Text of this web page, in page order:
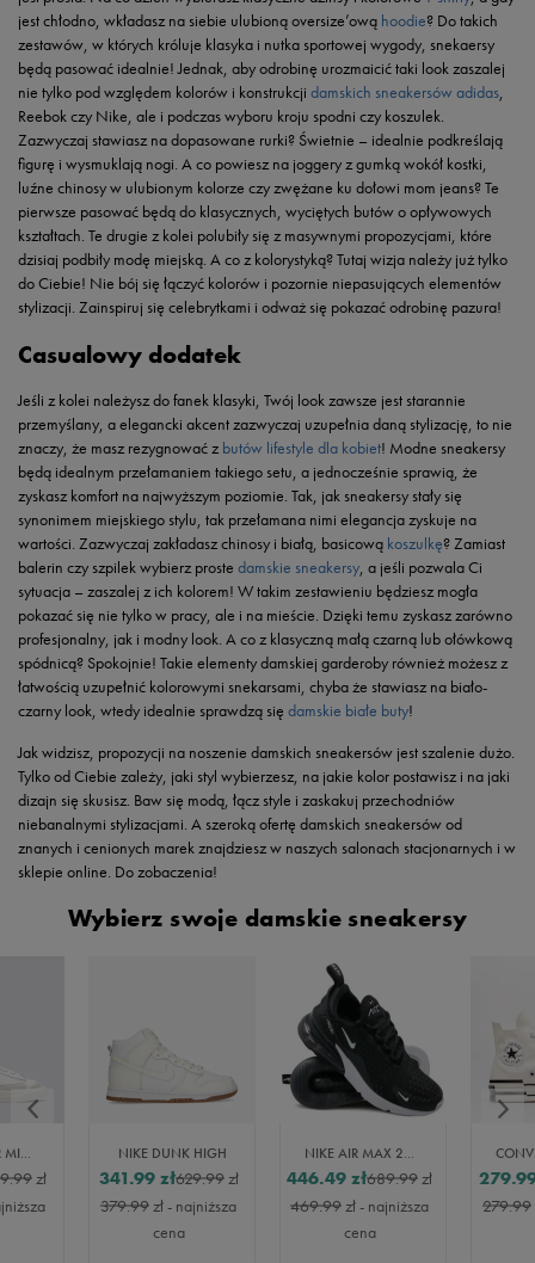
jest chłodno, wkładasz na siebie ulubioną oversize’ową hoodie? Do takich
zestawów, w których króluje klasyka i nutka sportowej wygody, snekaersy
będą pasować idealnie! Jednak, aby odrobinę urozmaicić taki look zaszalej
nie tylko pod względem kolorów i konstrukcji damskich sneakersów adidas,
Reebok czy Nike, ale i podczas wyboru kroju spodni czy koszulek.
Zazwyczaj stawiasz na dopasowane rurki? Świetnie – idealnie podkreślają
figurę i wysmuklają nogi. A co powiesz na joggery z gumką wokół kostki,
luźne chinosy w ulubionym kolorze czy zwężane ku dołowi mom jeans? Te
pierwsze pasować będą do klasycznych, wyciętych butów o opływowych
kształtach. Te drugie z kolei polubiły się z masywnymi propozycjami, które
dzisiaj podbiły modę miejską. A co z kolorystyką? Tutaj wizja należy już tylko
do Ciebie! Nie bój się łączyć kolorów i pozornie niepasujących elementów
stylizacji. Zainspiruj się celebrytkami i odważ się pokazać odrobinę pazura!
Casualowy dodatek
Jeśli z kolei należysz do fanek klasyki, Twój look zawsze jest starannie
przemyślany, a elegancki akcent zazwyczaj uzupełnia daną stylizację, to nie
znaczy, że masz rezygnować z butów lifestyle dla kobiet! Modne sneakersy
będą idealnym przełamaniem takiego setu, a jednocześnie sprawią, że
zyskasz komfort na najwyższym poziomie. Tak, jak sneakersy stały się
synonimem miejskiego stylu, tak przełamana nimi elegancja zyskuje na
wartości. Zazwyczaj zakładasz chinosy i białą, basicową koszulkę? Zamiast
balerin czy szpilek wybierz proste damskie sneakersy, a jeśli pozwala Ci
sytuacja – zaszalej z ich kolorem! W takim zestawieniu będziesz mogła
pokazać się nie tylko w pracy, ale i na mieście. Dzięki temu zyskasz zarówno
profesjonalny, jak i modny look. A co z klasyczną małą czarną lub ołówkową
spódnicą? Spokojnie! Takie elementy damskiej garderoby również możesz z
łatwością uzupełnić kolorowymi snekarsami, chyba że stawiasz na biało-
czarny look, wtedy idealnie sprawdzą się damskie białe buty!
Jak widzisz, propozycji na noszenie damskich sneakersów jest szalenie dużo.
Tylko od Ciebie zależy, jaki styl wybierzesz, na jakie kolor postawisz i na jaki
dizajn się skusisz. Baw się modą, łącz style i zaskakuj przechodniów
niebanalnymi stylizacjami. A szeroką ofertę damskich sneakersów od
znanych i cenionych marek znajdziesz w naszych salonach stacjonarnych i w
sklepie online. Do zobaczenia!
Wybierz swoje damskie sneakersy
NIKE BLAZER MID 77
zł
NIKE DUNK HIGH
629.99zł
341.99 zł
379.99zł- najniższa
cena
NIKE AIR MAX 270 BLACK WHITE
689.99zł
446.49 zł
469.99zł- najniższa
cena
279.99